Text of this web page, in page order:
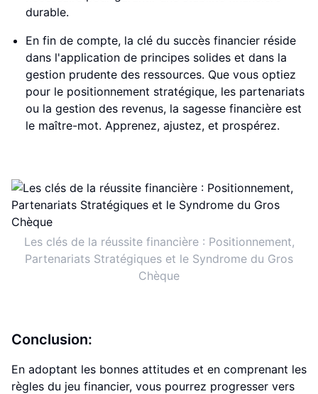
durable.
En fin de compte, la clé du succès financier réside
dans l'application de principes solides et dans la
gestion prudente des ressources. Que vous optiez
pour le positionnement stratégique, les partenariats
ou la gestion des revenus, la sagesse financière est
le maître-mot. Apprenez, ajustez, et prospérez.
Les clés de la réussite financière : Positionnement,
Partenariats Stratégiques et le Syndrome du Gros
Chèque
Conclusion:
En adoptant les bonnes attitudes et en comprenant les
règles du jeu financier, vous pourrez progresser vers